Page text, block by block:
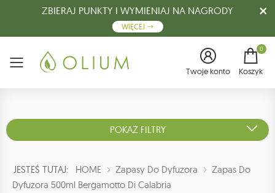
ZBIERAJ PUNKTY I WYMIENIAJ NA NAGRODY
WIĘCEJ
Menu Twoje konto
0
Koszyk
POKAŻ FILTRY
JESTEŚ TUTAJ: HOME Zapasy Do Dyfuzora
Zapas Do
Dyfuzora 500ml Bergamotto Di Calabria